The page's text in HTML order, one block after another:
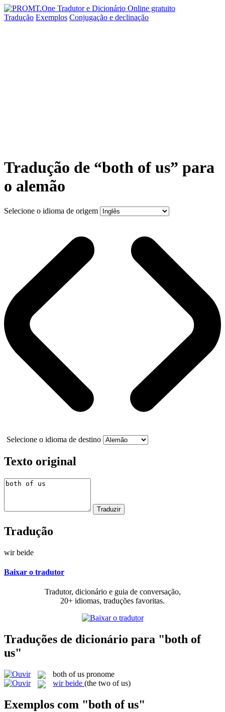
Tradução Exemplos Conjugação e declinação
Tradução de “both of us” para
o alemão
Selecione o idioma de origem
Selecione o idioma de destino
Texto original
Tradução
wir beide
Baixar o tradutor
Tradutor, dicionário e guia de conversação,
20+ idiomas, traduções favoritas.
Traduções de dicionário para "both of
us"
both of us pronome
wir beide (the two of us)
Exemplos com "both of us"